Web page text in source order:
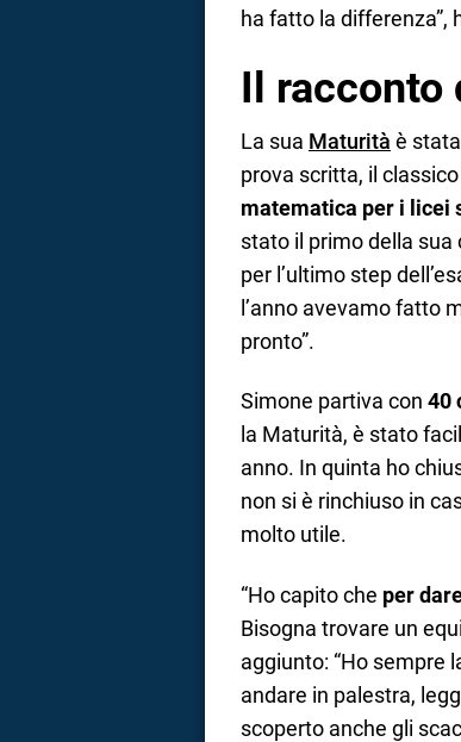
ha fatto la differenza”,
Il racconto
La sua Maturità è
prova scritta, il
matematica per i licei
stato il primo della
per l’ultimo step
l’anno avevamo fatto
pronto”.
Simone partiva con 40
la Maturità, è stato
anno. In quinta ho
non si è rinchiuso in
molto utile.
“Ho capito che per
Bisogna trovare un
aggiunto: “Ho sempre
andare in palestra,
scoperto anche gli